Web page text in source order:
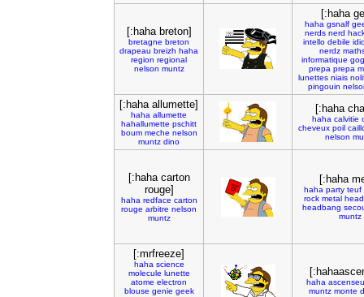
[:haha breton]
bretagne breton
drapeau breizh haha
region regional
nelson muntz
[:haha
haha gsnalf
nerds nerd
intello debile
nerdz
informatique
prepa prepa
lunettes niais
pingouin
[:haha allumette]
haha allumette
hahallumette pschitt
boum meche nelson
muntz dino
[:haha
haha calvitie
cheveux poil
nelson
[:haha carton
rouge]
haha redface carton
rouge arbitre nelson
muntz
[:haha
haha party teuf
rock metal head
headbang
muntz
[:mrfreeze]
haha science
molecule lunette
atome electron
blouse genie geek
haha
muntz monte